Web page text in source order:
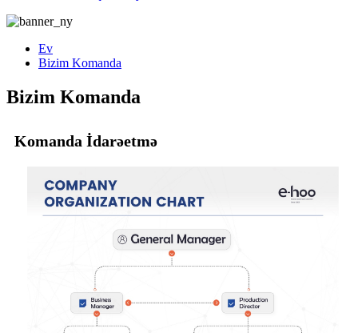
Ev
Bizim Komanda
Bizim Komanda
Komanda İdarəetmə